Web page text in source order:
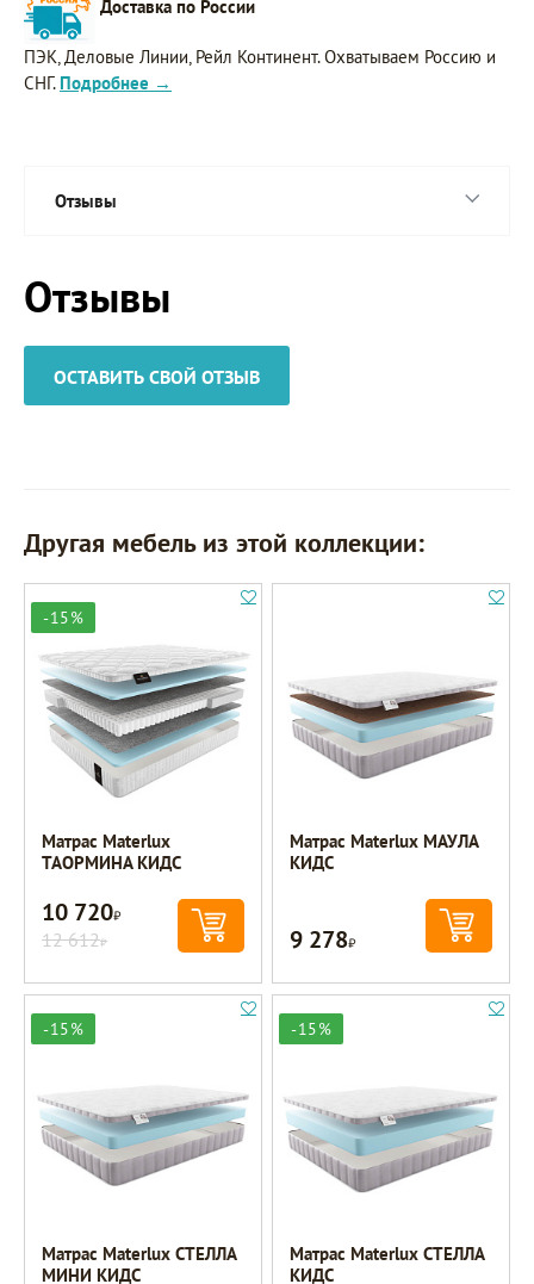
Доставка по России
ПЭК, Деловые Линии, Рейл Континент. Охватываем Россию и
СНГ. Подробнее →
Отзывы
Отзывы
ОСТАВИТЬ СВОЙ ОТЗЫВ
Другая мебель из этой коллекции:
-15%
Матрас Materlux
ТАОРМИНА КИДС
10 720Р
12 612Р
Матрас Materlux МАУЛА
КИДС
9 278Р
-15%
Матрас Materlux СТЕЛЛА
МИНИ КИДС
-15%
Матрас Materlux СТЕЛЛА
КИДС